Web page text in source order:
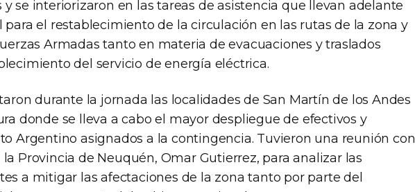
y se interiorizaron en las tareas de asistencia que llevan adelante
para el restablecimiento de la circulación en las rutas de la zona y
Armadas tanto en materia de evacuaciones y traslados
del servicio de energía eléctrica.
durante la jornada las localidades de San Martín de los Andes
donde se lleva a cabo el mayor despliegue de efectivos y
Argentino asignados a la contingencia. Tuvieron una reunión con
Provincia de Neuquén, Omar Gutierrez, para analizar las
a mitigar las afectaciones de la zona tanto por parte del